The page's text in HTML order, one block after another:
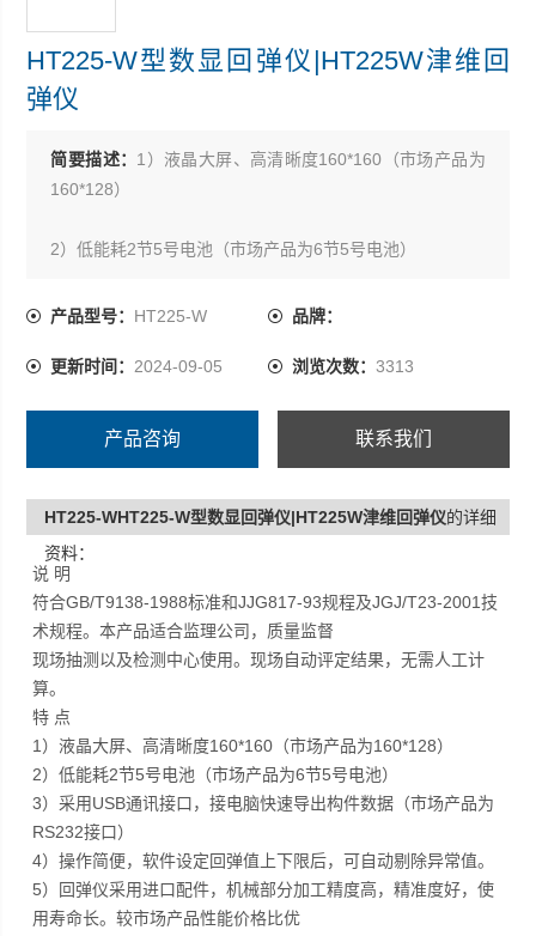
HT225-W型数显回弹仪|HT225W津维回
弹仪
简要描述： 1）液晶大屏、高清晰度160*160（市场产品为
160*128）
2）低能耗2节5号电池（市场产品为6节5号电池）
3）采用USB通讯接口，接电脑快速导出构件数据（市场产
好，使用寿命长。较市场产品性能价格比优
产品型号： HT225-W 品牌：
更新时间： 2024-09-05 浏览次数： 3313
产品咨询 联系我们
HT225-WHT225-W型数显回弹仪|HT225W津维回弹仪的详细
资料：
说 明
符合GB/T9138-1988标准和JJG817-93规程及JGJ/T23-2001技
术规程。本产品适合监理公司，质量监督
现场抽测以及检测中心使用。现场自动评定结果，无需人工计
算。
特 点
1）液晶大屏、高清晰度160*160（市场产品为160*128）
2）低能耗2节5号电池（市场产品为6节5号电池）
3）采用USB通讯接口，接电脑快速导出构件数据（市场产品为
RS232接口）
4）操作简便，软件设定回弹值上下限后，可自动剔除异常值。
5）回弹仪采用进口配件，机械部分加工精度高，精准度好，使
用寿命长。较市场产品性能价格比优